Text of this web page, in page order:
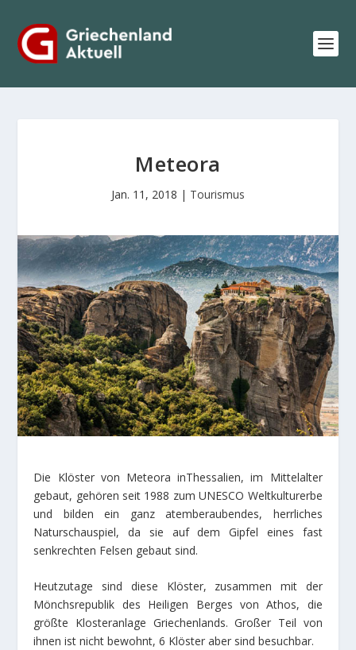
Meteora
Jan. 11, 2018 | Tourismus
Die Klöster von Meteora inThessalien, im Mittelalter
gebaut, gehören seit 1988 zum UNESCO Weltkulturerbe
und bilden ein ganz atemberaubendes, herrliches
Naturschauspiel, da sie auf dem Gipfel eines fast
senkrechten Felsen gebaut sind.
Heutzutage sind diese Klöster, zusammen mit der
Mönchsrepublik des Heiligen Berges von Athos, die
größte Klosteranlage Griechenlands. Großer Teil von
ihnen ist nicht bewohnt, 6 Klöster aber sind besuchbar.